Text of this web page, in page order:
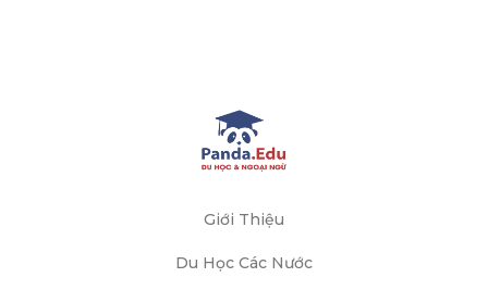
Giới Thiệu
Du Học Các Nước